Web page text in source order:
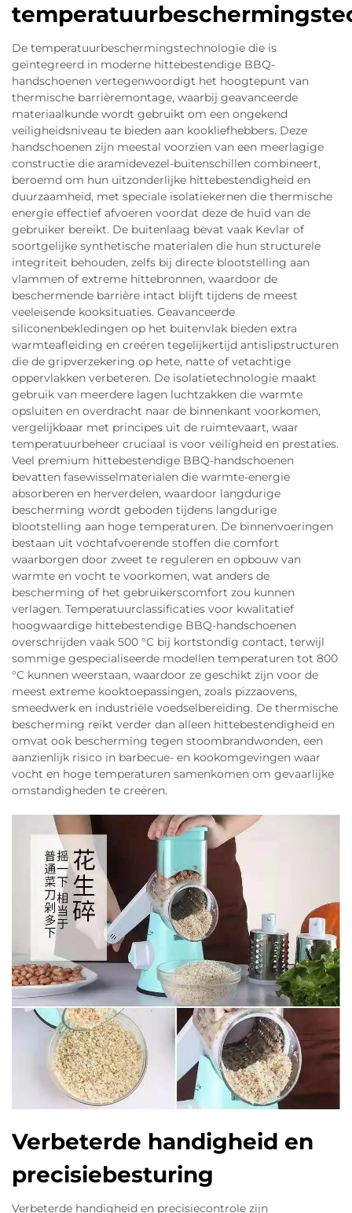
De temperatuurbeschermingstechnologie die is
geïntegreerd in moderne hittebestendige BBQ-
handschoenen vertegenwoordigt het hoogtepunt van
thermische barrièremontage, waarbij geavanceerde
materiaalkunde wordt gebruikt om een ongekend
veiligheidsniveau te bieden aan kookliefhebbers. Deze
handschoenen zijn meestal voorzien van een meerlagige
constructie die aramidevezel-buitenschillen combineert,
beroemd om hun uitzonderlijke hittebestendigheid en
duurzaamheid, met speciale isolatiekernen die thermische
energie effectief afvoeren voordat deze de huid van de
gebruiker bereikt. De buitenlaag bevat vaak Kevlar of
soortgelijke synthetische materialen die hun structurele
integriteit behouden, zelfs bij directe blootstelling aan
vlammen of extreme hittebronnen, waardoor de
beschermende barrière intact blijft tijdens de meest
veeleisende kooksituaties. Geavanceerde
siliconenbekledingen op het buitenvlak bieden extra
warmteafleiding en creëren tegelijkertijd antislipstructuren
die de gripverzekering op hete, natte of vetachtige
oppervlakken verbeteren. De isolatietechnologie maakt
gebruik van meerdere lagen luchtzakken die warmte
opsluiten en overdracht naar de binnenkant voorkomen,
vergelijkbaar met principes uit de ruimtevaart, waar
temperatuurbeheer cruciaal is voor veiligheid en prestaties.
Veel premium hittebestendige BBQ-handschoenen
bevatten fasewisselmaterialen die warmte-energie
absorberen en herverdelen, waardoor langdurige
bescherming wordt geboden tijdens langdurige
blootstelling aan hoge temperaturen. De binnenvoeringen
bestaan uit vochtafvoerende stoffen die comfort
waarborgen door zweet te reguleren en opbouw van
warmte en vocht te voorkomen, wat anders de
bescherming of het gebruikerscomfort zou kunnen
verlagen. Temperatuurclassificaties voor kwalitatief
hoogwaardige hittebestendige BBQ-handschoenen
overschrijden vaak 500 °C bij kortstondig contact, terwijl
sommige gespecialiseerde modellen temperaturen tot 800
°C kunnen weerstaan, waardoor ze geschikt zijn voor de
meest extreme kooktoepassingen, zoals pizzaovens,
smeedwerk en industriële voedselbereiding. De thermische
bescherming reikt verder dan alleen hittebestendigheid en
omvat ook bescherming tegen stoombrandwonden, een
aanzienlijk risico in barbecue- en kookomgevingen waar
vocht en hoge temperaturen samenkomen om gevaarlijke
omstandigheden te creëren.
Verbeterde handigheid en
precisiebesturing
Verbeterde handigheid en precisiecontrole zijn